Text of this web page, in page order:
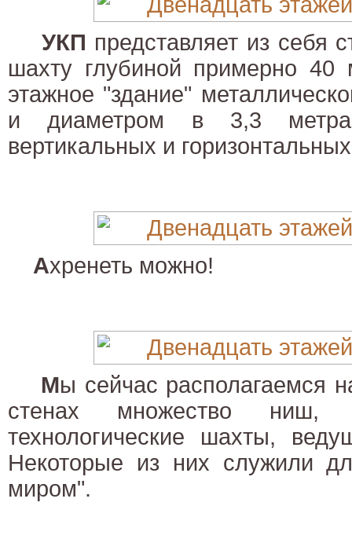
УКП представляет из себя
шахту глубиной примерно 40
этажное "здание"
и диаметром в 3,3
вертикальных и
Ахренеть можно!
Мы сейчас располагаемся
стенах множество ниш,
технологические шахты,
Некоторые из них служили
миром".